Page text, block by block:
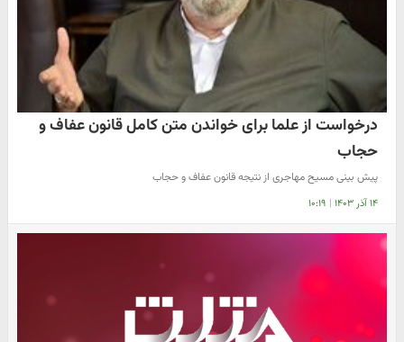
درخواست از علما برای خواندن متن کامل قانون عفاف و
حجاب
پیش بینی مسیح مهاجری از نتیجه قانون عفاف و حجاب
۱۴ آذر ۱۴۰۳ | ۱۰:۱۹